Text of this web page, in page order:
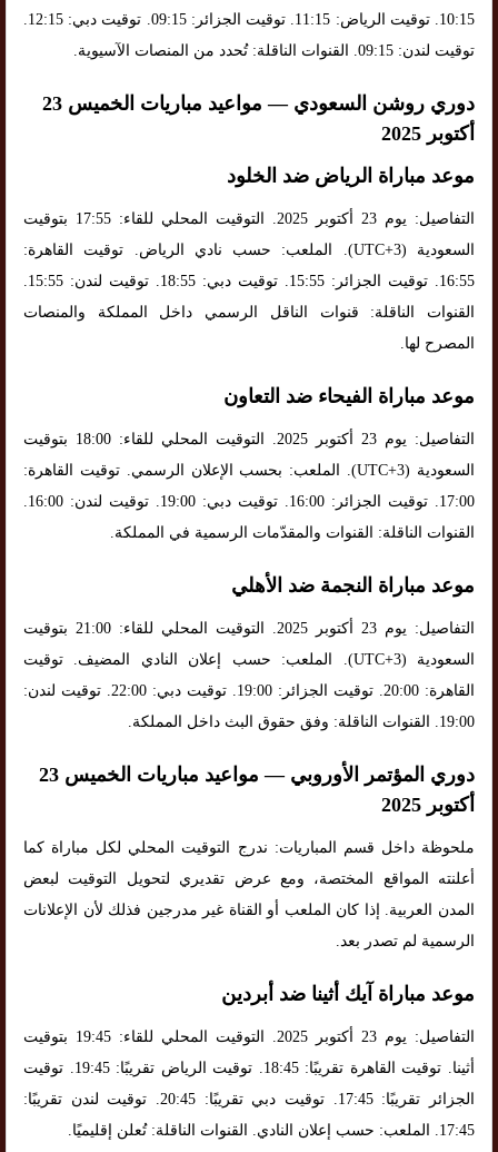
10:15. توقيت الرياض: 11:15. توقيت الجزائر: 09:15. توقيت دبي: 12:15.
توقيت لندن: 09:15. القنوات الناقلة: تُحدد من المنصات الآسيوية.
دوري روشن السعودي — مواعيد مباريات الخميس 23
أكتوبر 2025
موعد مباراة الرياض ضد الخلود
التفاصيل: يوم 23 أكتوبر 2025. التوقيت المحلي للقاء: 17:55 بتوقيت
السعودية (UTC+3). الملعب: حسب نادي الرياض. توقيت القاهرة:
16:55. توقيت الجزائر: 15:55. توقيت دبي: 18:55. توقيت لندن: 15:55.
القنوات الناقلة: قنوات الناقل الرسمي داخل المملكة والمنصات
المصرح لها.
موعد مباراة الفيحاء ضد التعاون
التفاصيل: يوم 23 أكتوبر 2025. التوقيت المحلي للقاء: 18:00 بتوقيت
السعودية (UTC+3). الملعب: بحسب الإعلان الرسمي. توقيت القاهرة:
17:00. توقيت الجزائر: 16:00. توقيت دبي: 19:00. توقيت لندن: 16:00.
القنوات الناقلة: القنوات والمقدّمات الرسمية في المملكة.
موعد مباراة النجمة ضد الأهلي
التفاصيل: يوم 23 أكتوبر 2025. التوقيت المحلي للقاء: 21:00 بتوقيت
السعودية (UTC+3). الملعب: حسب إعلان النادي المضيف. توقيت
القاهرة: 20:00. توقيت الجزائر: 19:00. توقيت دبي: 22:00. توقيت لندن:
19:00. القنوات الناقلة: وفق حقوق البث داخل المملكة.
دوري المؤتمر الأوروبي — مواعيد مباريات الخميس 23
أكتوبر 2025
ملحوظة داخل قسم المباريات: ندرج التوقيت المحلي لكل مباراة كما
أعلنته المواقع المختصة، ومع عرض تقديري لتحويل التوقيت لبعض
المدن العربية. إذا كان الملعب أو القناة غير مدرجين فذلك لأن الإعلانات
الرسمية لم تصدر بعد.
موعد مباراة آيك أثينا ضد أبردين
التفاصيل: يوم 23 أكتوبر 2025. التوقيت المحلي للقاء: 19:45 بتوقيت
أثينا. توقيت القاهرة تقريبًا: 18:45. توقيت الرياض تقريبًا: 19:45. توقيت
الجزائر تقريبًا: 17:45. توقيت دبي تقريبًا: 20:45. توقيت لندن تقريبًا:
17:45. الملعب: حسب إعلان النادي. القنوات الناقلة: تُعلن إقليميًا.